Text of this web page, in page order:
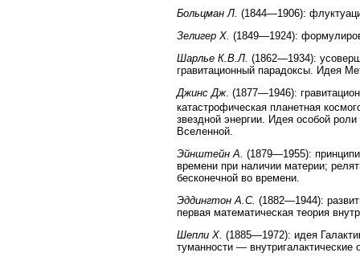
Больцман Л. (1844—1906):
Зелигер Х. (1849—1924):
Шарлье К.В.Л. (1862—1934):
гравитационный парадоксы. Идея
Джинс Дж. (1877—1946):
катастрофическая планетная
звездной энергии. Идея особой
Вселенной.
Эйнштейн А. (1879—1955):
времени при наличии материи;
бесконечной во времени.
Эддингтон А.С. (1882—1944):
первая математическая теория
Шепли Х. (1885—1972): идея
туманности — внутригалактические